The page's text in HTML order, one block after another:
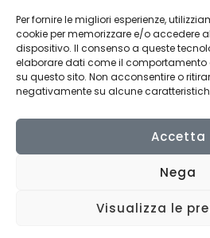
Per fornire le migliori esperienze,
cookie per memorizzare e/o accedere
dispositivo. Il consenso a queste
elaborare dati come il comportamento
su questo sito. Non acconsentire o
negativamente su alcune
Accetta
Nega
Visualizza le
Note
Privacy
© 2022 CulturAgroalimentare di